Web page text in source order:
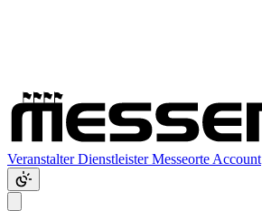
VeranstalterDienstleisterMesseorte Account